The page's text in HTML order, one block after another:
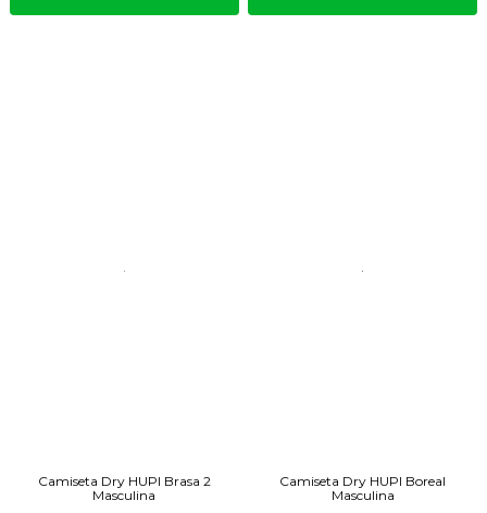
Camiseta Dry HUPI Brasa 2
Masculina
Camiseta Dry HUPI Boreal
Masculina